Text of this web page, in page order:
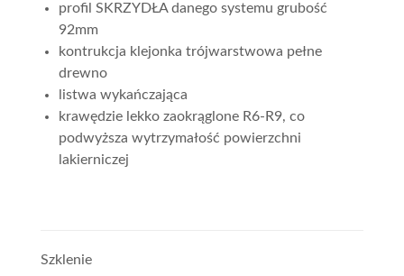
profil SKRZYDŁA danego systemu grubość
92mm
kontrukcja klejonka trójwarstwowa pełne
drewno
listwa wykańczająca
krawędzie lekko zaokrąglone R6-R9, co
podwyższa wytrzymałość powierzchni
lakierniczej
Szklenie